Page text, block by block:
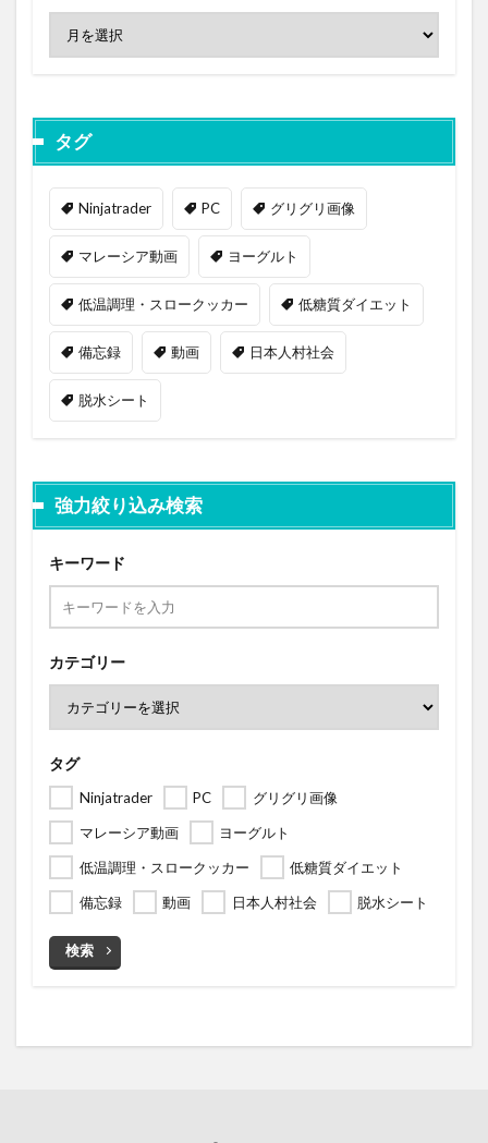
タグ
Ninjatrader PC グリグリ画像
マレーシア動画 ヨーグルト
低温調理・スロークッカー 低糖質ダイエット
備忘録 動画 日本人村社会
脱水シート
強力絞り込み検索
キーワード
カテゴリー
タグ
Ninjatrader PC
グリグリ画像
マレーシア動画
ヨーグルト
低温調理・スロークッカー
低糖質ダイエット
備忘録
動画 日本人村社会 脱水シート
検索